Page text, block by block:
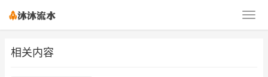
相关内容